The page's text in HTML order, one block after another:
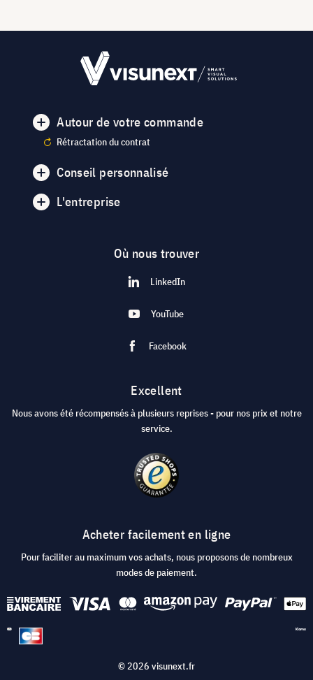
Autour de votre commande
Rétractation du contrat
Conseil personnalisé
L'entreprise
Où nous trouver
LinkedIn
YouTube
Facebook
Excellent
Nous avons été récompensés à plusieurs reprises - pour nos prix et notre
service.
Acheter facilement en ligne
Pour faciliter au maximum vos achats, nous proposons de nombreux
modes de paiement.
© 2026 visunext.fr